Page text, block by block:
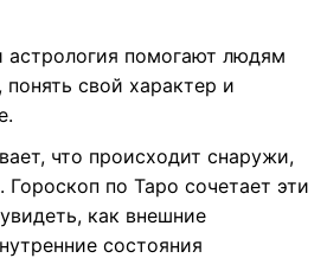
астрология помогают людям
понять свой характер и
что происходит снаружи,
Гороскоп по Таро сочетает эти
как внешние
состояния